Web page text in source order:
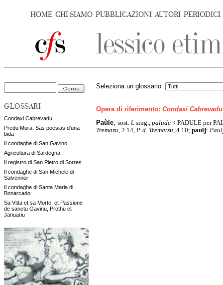
HOME CHI SIAMO PUBBLICAZIONI AUTORI PERIODICI
GLOSSARI
Condaxi Cabrevadu
Predu Mura. Sas poesias d'una
bida
Il condaghe di San Gavino
Agricoltura di Sardegna
Il registro di San Pietro di Sorres
Il condaghe di San Michele di
Salvennor
Il condaghe di Santa Maria di
Bonarcado
Sa Vitta et sa Morte, et Passione
de sanctu Gavinu, Prothu et
Januariu
Seleziona un glossario:
Opera di riferimento: Condaxi Cabrevadu
Paùle sost. f. sing., palude < PADULE per
Tremazu , 2.14, P. d. Trematzu , 4.10; paulj: